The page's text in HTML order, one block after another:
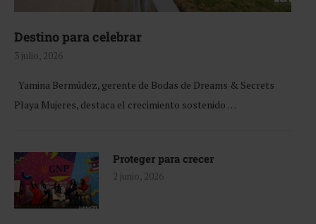
Destino para celebrar
3 julio, 2026
Yamina Bermúdez, gerente de Bodas de Dreams & Secrets
Playa Mujeres, destaca el crecimiento sostenido …
Proteger para crecer
2 junio, 2026